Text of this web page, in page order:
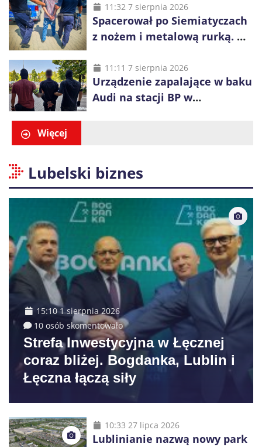
z wody
11:32 7 sierpnia 2026
Spacerował po Siemiatyczach
z nożem i metalową rurką. W
alkohol i perfumy
11:11 7 sierpnia 2026
Urządzenie zapalające w baku
Audi na stacji BP w
Więcej
Lubelski biznes
15:10 1 sierpnia 2026
10 osób skomentowało
Strefa Inwestycyjna w Łęcznej
coraz bliżej. Bogdanka, Lublin i
Łęczna łączą siły
10:33 27 lipca 2026
Lublinianie nazwą nowy park